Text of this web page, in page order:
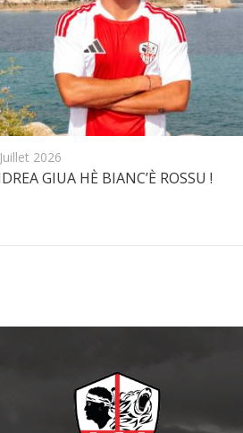
2026
GIUA HÈ BIANC’È ROSSU !